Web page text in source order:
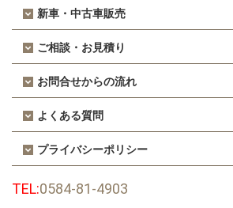
新車・中古車販売
ご相談・お見積り
お問合せからの流れ
よくある質問
プライバシーポリシー
TEL:0584-81-4903